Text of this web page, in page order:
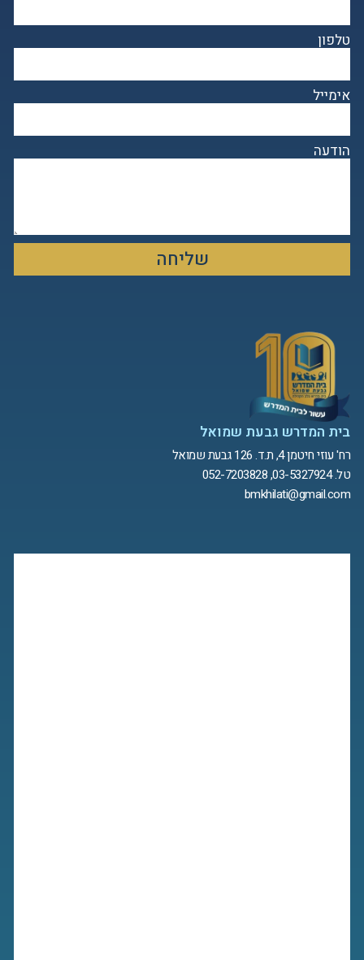
טלפון
אימייל
הודעה
שליחה
בית המדרש גבעת שמואל
רח' עוזי חיטמן 4, ת.ד. 126 גבעת שמואל
טל. 03-5327924, 052-7203828
bmkhilati@gmail.com